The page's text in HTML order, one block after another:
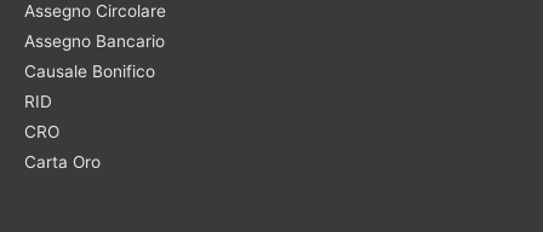
Assegno Circolare
Assegno Bancario
Causale Bonifico
RID
CRO
Carta Oro